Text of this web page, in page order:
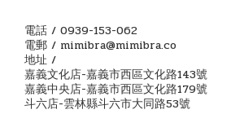
電話 / 0939-153-062
電郵 / mimibra@mimibra.co
地址 /
嘉義文化店-嘉義市西區文化路143號
嘉義中央店-嘉義市西區文化路179號
斗六店-雲林縣斗六市大同路53號